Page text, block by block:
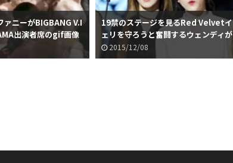
ァニーがBIGBANG V.I
出演者席のgif画像
19禁のステージを見るRed Velvetイ
ェリを守ろうと奮闘するウェンディが
可愛い件w
2015/12/08